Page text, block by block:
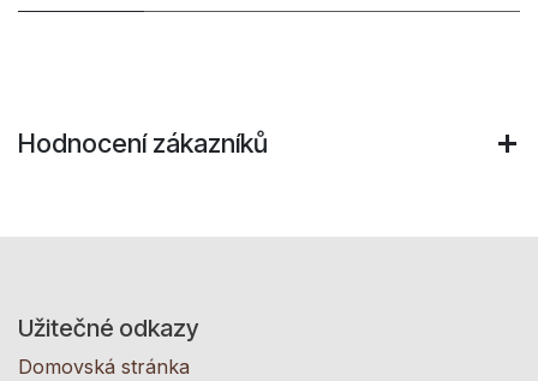
Hodnocení zákazníků
Užitečné odkazy
Domovská stránka